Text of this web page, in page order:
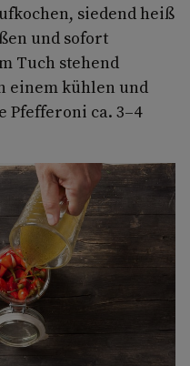
siedend heiß
und sofort
Tuch stehend
einem kühlen und
Pfefferoni ca. 3–4